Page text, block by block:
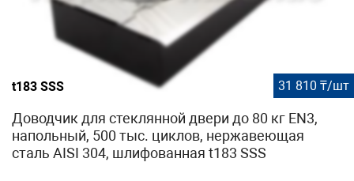
t183 SSS 31 810 ₸/шт
Доводчик для стеклянной двери до 80 кг EN3,
напольный, 500 тыс. циклов, нержавеющая
сталь AISI 304, шлифованная t183 SSS